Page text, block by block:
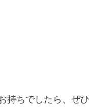
持ちでしたら、ぜ